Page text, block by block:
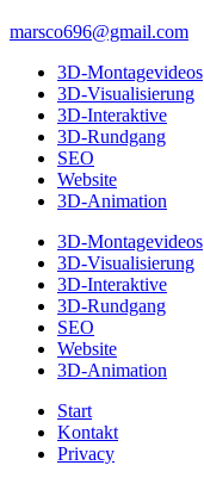
marsco696@gmail.com
3D-Montagevideos
3D-Visualisierung
3D-Interaktive
3D-Rundgang
SEO
Website
3D-Animation
3D-Montagevideos
3D-Visualisierung
3D-Interaktive
3D-Rundgang
SEO
Website
3D-Animation
Start
Kontakt
Privacy